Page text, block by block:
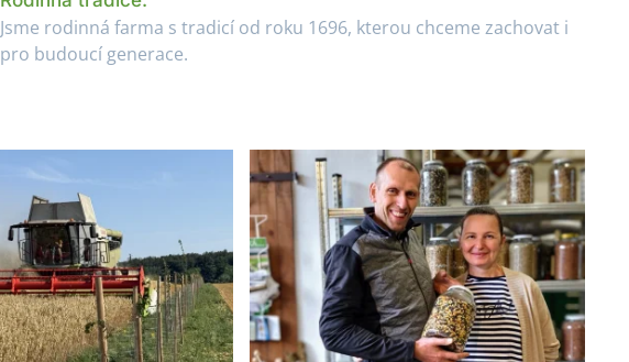
Jsme rodinná farma s tradicí od roku 1696, kterou chceme zachovat i
pro budoucí generace.